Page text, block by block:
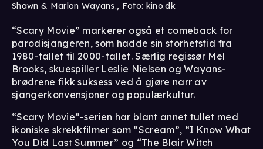
Shawn & Marlon Wayans., Foto: kino.dk
“Scary Movie” markerer også et comeback for
parodisjangeren, som hadde sin storhetstid fra
1980-tallet til 2000-tallet. Særlig regissør Mel
Brooks, skuespiller Leslie Nielsen og Wayans-
brødrene fikk suksess ved å gjøre narr av
sjangerkonvensjoner og populærkultur.
“Scary Movie”-serien har blant annet tullet med
ikoniske skrekkfilmer som “Scream”, “I Know What
You Did Last Summer” og “The Blair Witch